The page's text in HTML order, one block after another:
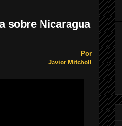
sobre Nicaragua
Por
Javier Mitchell